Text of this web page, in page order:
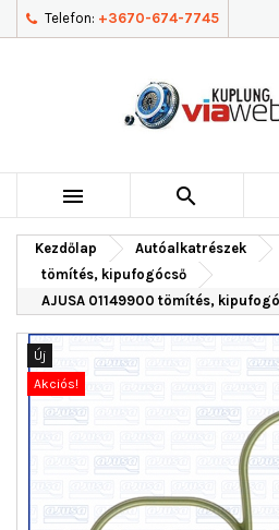
Telefon: +3670-674-7745
 
Kezdőlap Autóalkatrészek
tömítés, kipufogócső
AJUSA 01149900 tömítés,
Új
Akciós!